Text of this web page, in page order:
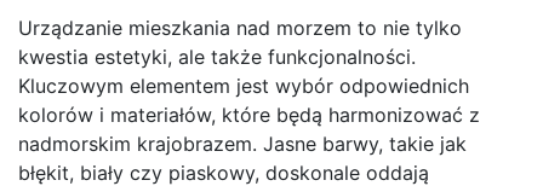
Urządzanie mieszkania nad morzem to nie tylko
kwestia estetyki, ale także funkcjonalności.
Kluczowym elementem jest wybór odpowiednich
kolorów i materiałów, które będą harmonizować z
nadmorskim krajobrazem. Jasne barwy, takie jak
błękit, biały czy piaskowy, doskonale oddają